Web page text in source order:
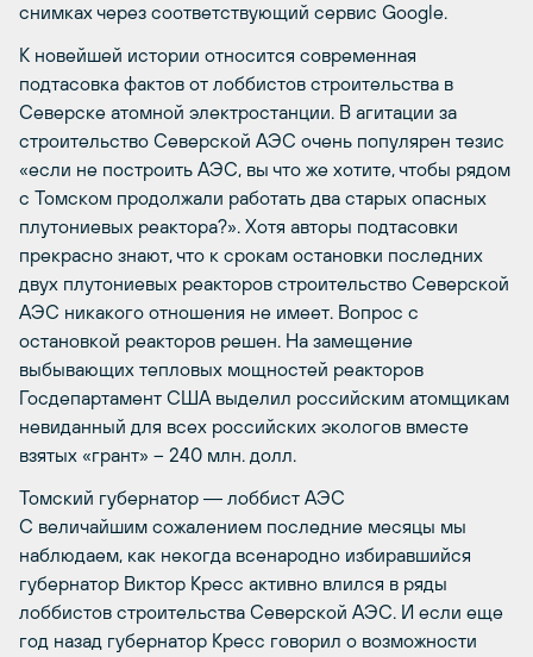
снимках через соответствующий сервис Google.
К новейшей истории относится современная
подтасовка фактов от лоббистов строительства в
Северске атомной электростанции. В агитации за
строительство Северской АЭС очень популярен тезис
«если не построить АЭС, вы что же хотите, чтобы рядом
с Томском продолжали работать два старых опасных
плутониевых реактора?». Хотя авторы подтасовки
прекрасно знают, что к срокам остановки последних
двух плутониевых реакторов строительство Северской
АЭС никакого отношения не имеет. Вопрос с
остановкой реакторов решен. На замещение
выбывающих тепловых мощностей реакторов
Госдепартамент США выделил российским атомщикам
невиданный для всех российских экологов вместе
взятых «грант» – 240 млн. долл.
Томский губернатор ― лоббист АЭС
С величайшим сожалением последние месяцы мы
наблюдаем, как некогда всенародно избиравшийся
губернатор Виктор Кресс активно влился в ряды
лоббистов строительства Северской АЭС. И если еще
год назад губернатор Кресс говорил о возможности